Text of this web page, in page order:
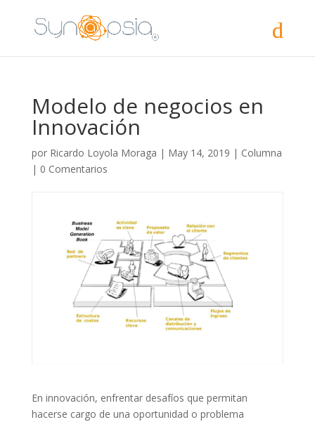
Modelo de negocios en
Innovación
por Ricardo Loyola Moraga | May 14, 2019 | Columna
| 0 Comentarios
En innovación, enfrentar desafíos que permitan
hacerse cargo de una oportunidad o problema